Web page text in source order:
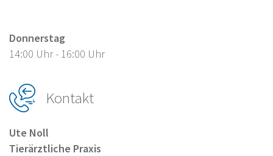
Donnerstag
14:00 Uhr - 16:00 Uhr
Kontakt
Ute Noll
Tierärztliche Praxis